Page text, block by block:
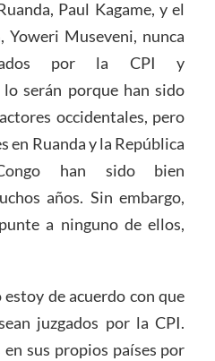
Paul Kagame, y el
Yoweri Museveni, nunca
por la CPI y
serán porque han sido
occidentales, pero
en Ruanda y la República
han sido bien
años. Sin embargo,
a ninguno de ellos,
de acuerdo con que
juzgados por la CPI.
sus propios países por